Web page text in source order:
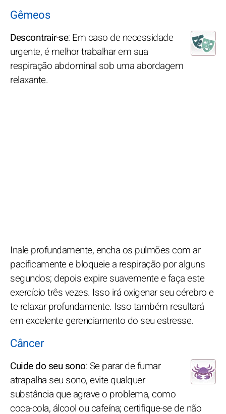
Gêmeos
Descontrair-se: Em caso de necessidade
urgente, é melhor trabalhar em sua
respiração abdominal sob uma abordagem
relaxante.
Inale profundamente, encha os pulmões com ar
pacificamente e bloqueie a respiração por alguns
segundos; depois expire suavemente e faça este
exercício três vezes. Isso irá oxigenar seu cérebro e
te relaxar profundamente. Isso também resultará
em excelente gerenciamento do seu estresse.
Câncer
Cuide do seu sono: Se parar de fumar
atrapalha seu sono, evite qualquer
substância que agrave o problema, como
coca-cola, álcool ou cafeína; certifique-se de não